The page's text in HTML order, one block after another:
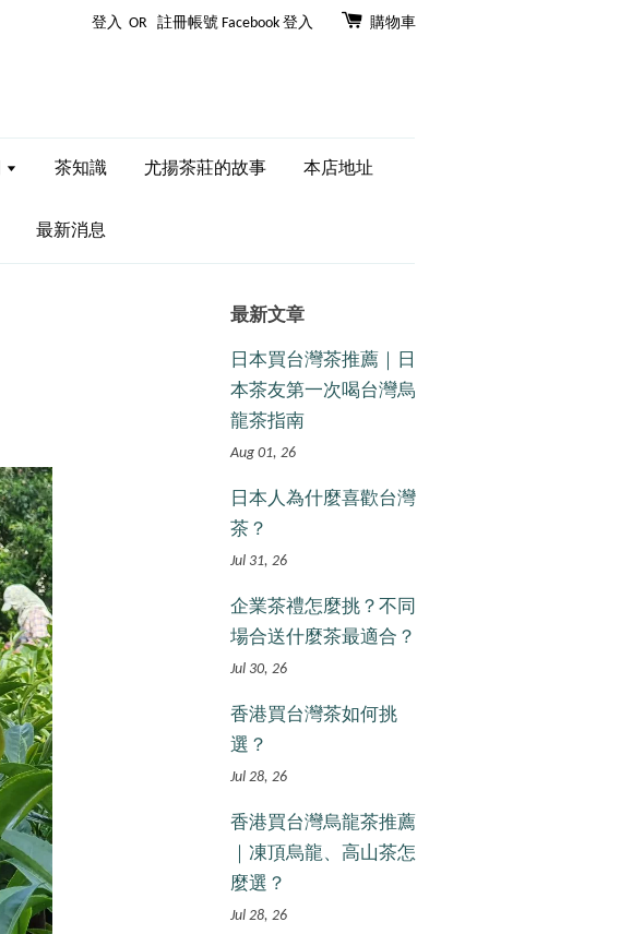
登入 OR 註冊帳號 Facebook 登入 購物車
茶知識 尤揚茶莊的故事 本店地址
最新消息
最新文章
日本買台灣茶推薦｜日
本茶友第一次喝台灣烏
龍茶指南
Aug 01, 26
日本人為什麼喜歡台灣
茶？
Jul 31, 26
企業茶禮怎麼挑？不同
場合送什麼茶最適合？
Jul 30, 26
香港買台灣茶如何挑
選？
Jul 28, 26
香港買台灣烏龍茶推薦
｜凍頂烏龍、高山茶怎
麼選？
Jul 28, 26